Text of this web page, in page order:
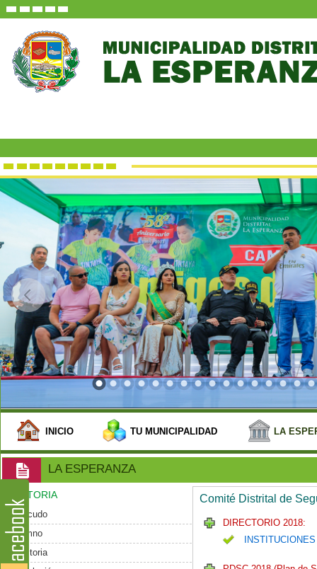
INICIO TU MUNICIPALIDAD LA
LA ESPERANZA
HISTORIA
Escudo
Himno
Historia
Comité Distrital de
DIRECTORIO 2018: